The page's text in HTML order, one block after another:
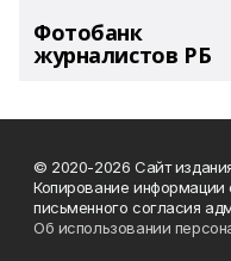
Фотобанк
журналистов РБ
© 2020-2026 Сайт
Копирование информации
письменного согласия
Об использовании